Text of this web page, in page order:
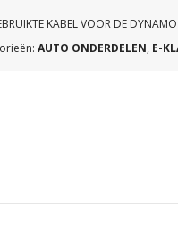
KABEL VOOR DE DYNAMO
AUTO ONDERDELEN, E-